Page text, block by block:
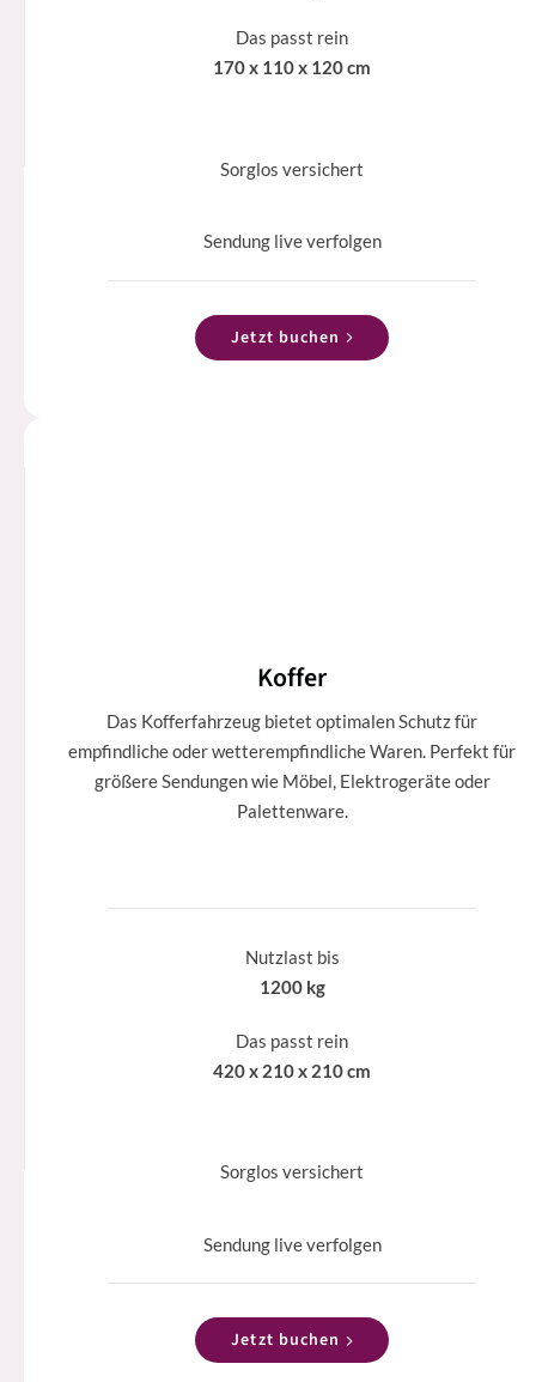
Das passt rein
170 x 110 x 120 cm
Sorglos versichert
Sendung live verfolgen
Jetzt buchen
Koffer
Das Kofferfahrzeug bietet optimalen Schutz für
empfindliche oder wetterempfindliche Waren. Perfekt für
größere Sendungen wie Möbel, Elektrogeräte oder
Palettenware.
Nutzlast bis
1200 kg
Das passt rein
420 x 210 x 210 cm
Sorglos versichert
Sendung live verfolgen
Jetzt buchen